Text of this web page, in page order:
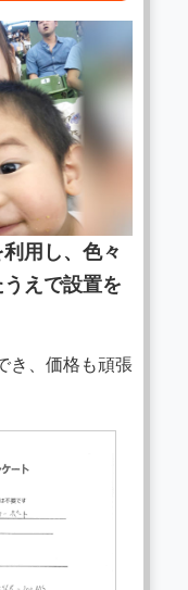
用し、色々
えで設置を
き、価格も頑張